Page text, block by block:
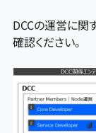
DCCの運営に関
確認ください。